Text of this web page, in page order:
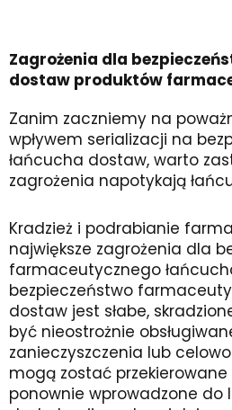
Zagrożenia dla
dostaw produktów
Zanim zaczniemy na
wpływem serializacji na
łańcucha dostaw, warto
zagrożenia napotykają
Kradzież i podrabianie
największe zagrożenia dla
farmaceutycznego
bezpieczeństwo
dostaw jest słabe,
być nieostrożnie
zanieczyszczenia lub
mogą zostać
ponownie wprowadzone do